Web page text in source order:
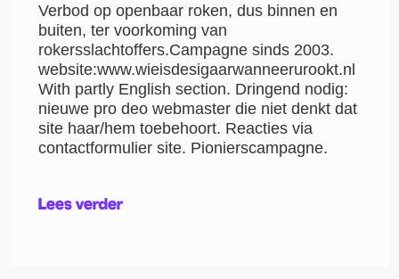
Verbod op openbaar roken, dus binnen en
buiten, ter voorkoming van
rokersslachtoffers.Campagne sinds 2003.
website:www.wieisdesigaarwanneerurookt.nl
With partly English section. Dringend nodig:
nieuwe pro deo webmaster die niet denkt dat
site haar/hem toebehoort. Reacties via
contactformulier site. Pionierscampagne.
Lees verder